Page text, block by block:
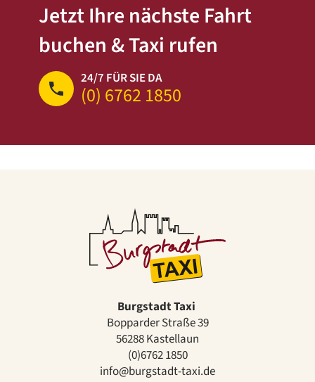
Jetzt Ihre nächste Fahrt
buchen & Taxi rufen
24/7 FÜR SIE DA
(0) 6762 1850
Burgstadt Taxi
Bopparder Straße 39
56288 Kastellaun
(0)6762 1850
info@burgstadt-taxi.de